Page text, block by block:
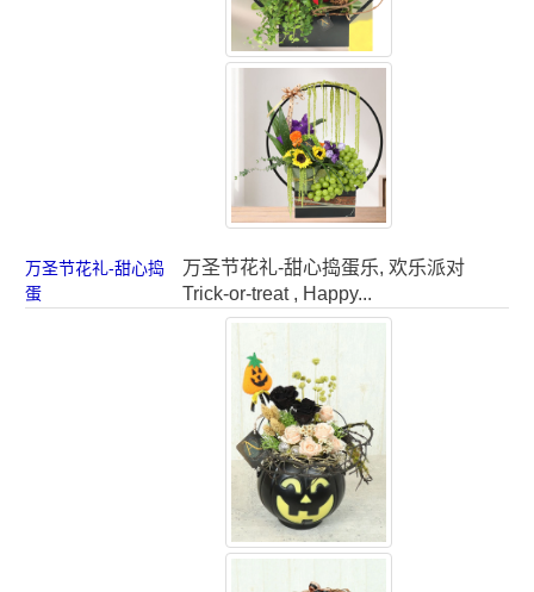
万圣节花礼-甜心捣
蛋
万圣节花礼-甜心捣蛋乐, 欢乐派对
Trick-or-treat , Happy...